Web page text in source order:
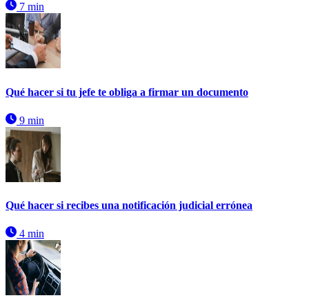
7 min
Qué hacer si tu jefe te obliga a firmar un documento
9 min
Qué hacer si recibes una notificación judicial errónea
4 min